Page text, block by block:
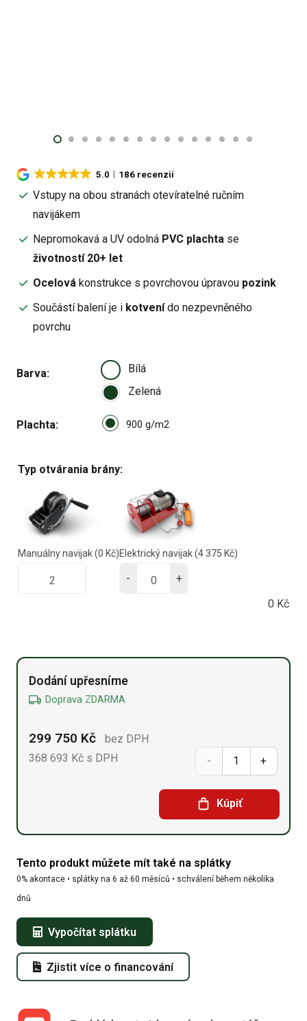
5.0 186 recenzií
Vstupy na obou stranách otevíratelné ručním
navijákem
Nepromokavá a UV odolná PVC plachta se
životností 20+ let
Ocelová konstrukce s povrchovou úpravou pozink
Součástí balení je i kotvenído nezpevněného
povrchu
Barva
Bílá
Zelená
Plachta Select pa_plachta
900 g/m2
Typ otvárania brány:
Manuálny navijak(0 Kč)Elektrický navijak(4 375 Kč)
-
+
0 Kč
Sedlová
hala
9,15
36,6
Kúpiť
Alternative:
Dodání upřesníme
Doprava ZDARMA
299 750 Kč
bez DPH
368 693 Kč s DPH
Tento produkt můžete mít také na splátky
0% akontace • splátky na 6 až 60 měsíců • schválení během několika
dnů
Vypočítat splátku
Zjistit více o financování